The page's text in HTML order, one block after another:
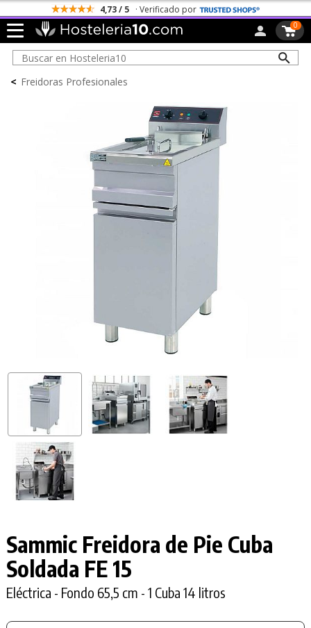
4,73 / 5 · Verificado por
0
< Freidoras Profesionales
Sammic Freidora de Pie Cuba
Soldada FE 15
Eléctrica - Fondo 65,5 cm - 1 Cuba 14 litros